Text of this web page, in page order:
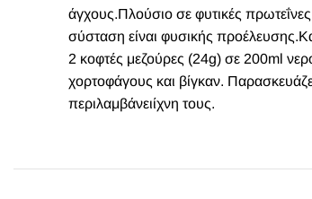
άγχους.Πλούσιο σε φυτικές
σύσταση είναι φυσικής
2 κοφτές μεζούρες (24g) σε 200ml
χορτοφάγους και βίγκαν.
περιλαμβάνειίχνη τους.